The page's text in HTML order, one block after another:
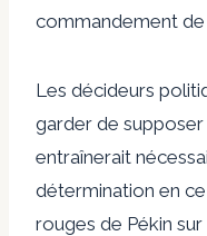
commandement de
Les décideurs
garder de
entraînerait
détermination en
rouges de Pékin